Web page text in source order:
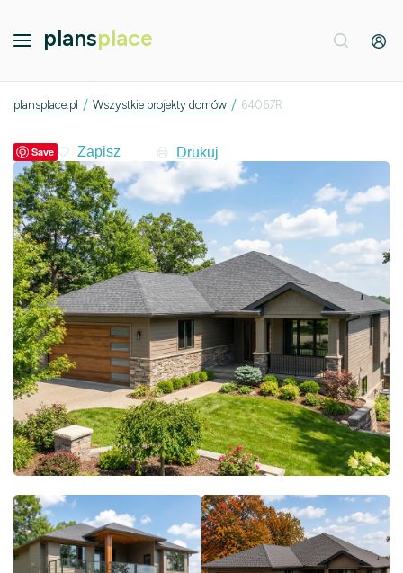
plansplace
plansplace.pl / Wszystkie projekty domów / 64067R
Save Drukuj